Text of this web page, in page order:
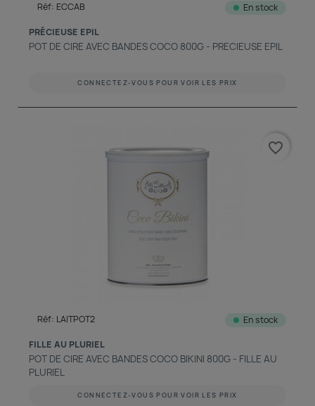
Réf: ECCAB En stock
PRÉCIEUSE EPIL
POT DE CIRE AVEC BANDES COCO 800G - PRECIEUSE EPIL
CONNECTEZ-VOUS POUR VOIR LES PRIX
Réf: LAITPOT2 En stock
FILLE AU PLURIEL
POT DE CIRE AVEC BANDES COCO BIKINI 800G - FILLE AU
PLURIEL
CONNECTEZ-VOUS POUR VOIR LES PRIX
favorite_border